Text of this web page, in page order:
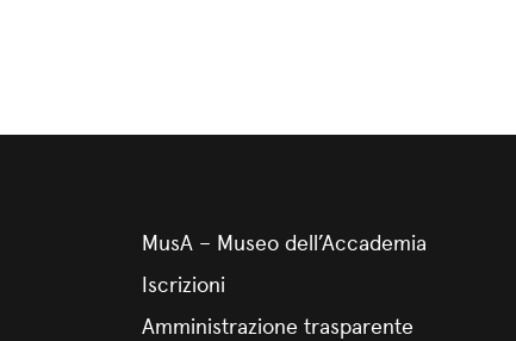
MusA – Museo dell’Accademia
Iscrizioni
Amministrazione trasparente